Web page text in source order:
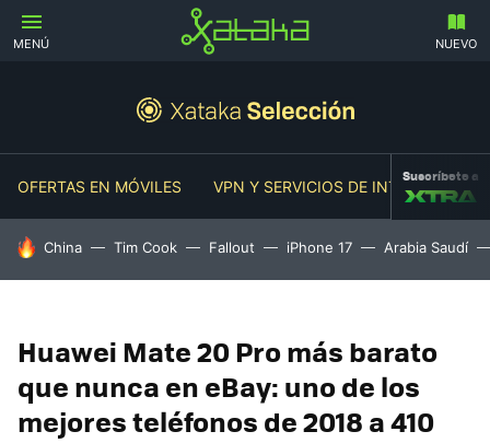
MENÚ NUEVO
OFERTAS EN MÓVILES VPN Y SERVICIOS DE INTERNET
Suscríbete a
HOY SE HABLA DE
China Tim Cook Fallout iPhone 17 Arabia Saudí
Huawei Mate 20 Pro más barato
que nunca en eBay: uno de los
mejores teléfonos de 2018 a 410